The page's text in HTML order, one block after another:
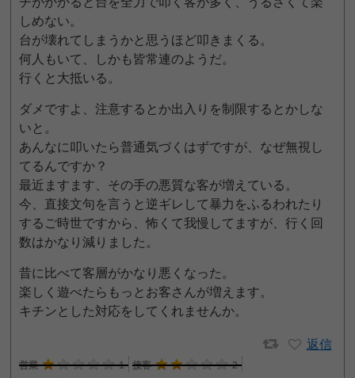
しめない。
台が壊れてしまうかと思うほど叩きまくる。
何人もいて、しかも皆常連のようだ。
行くと大抵いる。
ダメですよ、注意するとか出入りを制限するとかしな
いと。
あんなに叩いたら普通気づくはずですが、なぜ無視し
てるんですか？
最近ますます、その手の悪質な客が増えている。
今、直接文句を言うと逆ギレして暴力をふるわれたり
するご時世ですから、怖くて我慢してますが、行く回
数はかなり減りました。
昔に比べて客層がかなり悪くなった。
楽しく遊べたらもっとお客さんが増えます。
キチンとした対応をしてくれませんか。
返信
営業 1 接客
2